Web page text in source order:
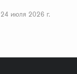
24 июля 2026 г.